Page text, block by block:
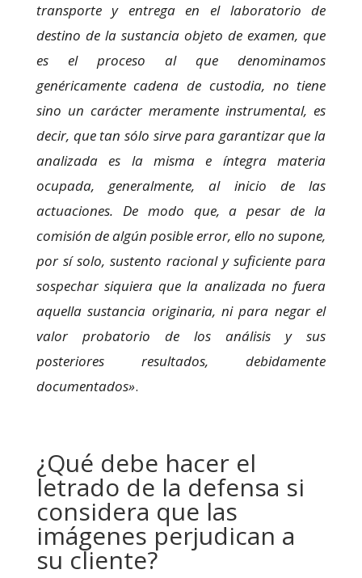
transporte y entrega en el laboratorio de
destino de la sustancia objeto de examen, que
es el proceso al que denominamos
genéricamente cadena de custodia, no tiene
sino un carácter meramente instrumental, es
decir, que tan sólo sirve para garantizar que la
analizada es la misma e íntegra materia
ocupada, generalmente, al inicio de las
actuaciones. De modo que, a pesar de la
comisión de algún posible error, ello no supone,
por sí solo, sustento racional y suficiente para
sospechar siquiera que la analizada no fuera
aquella sustancia originaria, ni para negar el
valor probatorio de los análisis y sus
posteriores resultados, debidamente
documentados».
¿Qué debe hacer el
letrado de la defensa si
considera que las
imágenes perjudican a
su cliente?